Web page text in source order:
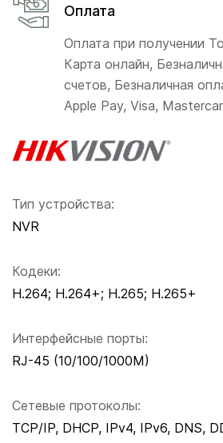
Тип устройства:
NVR
Кодеки:
H.264; H.264+; H.265; H.265+
Интерфейсные порты:
RJ-45 (10/100/1000M)
Сетевые протоколы:
TCP/IP, DHCP, IPv4, IPv6, DNS,
Оплата
Оплата при получении
Карта онлайн,
счетов, Безналичная
Apple Pay, Visa,